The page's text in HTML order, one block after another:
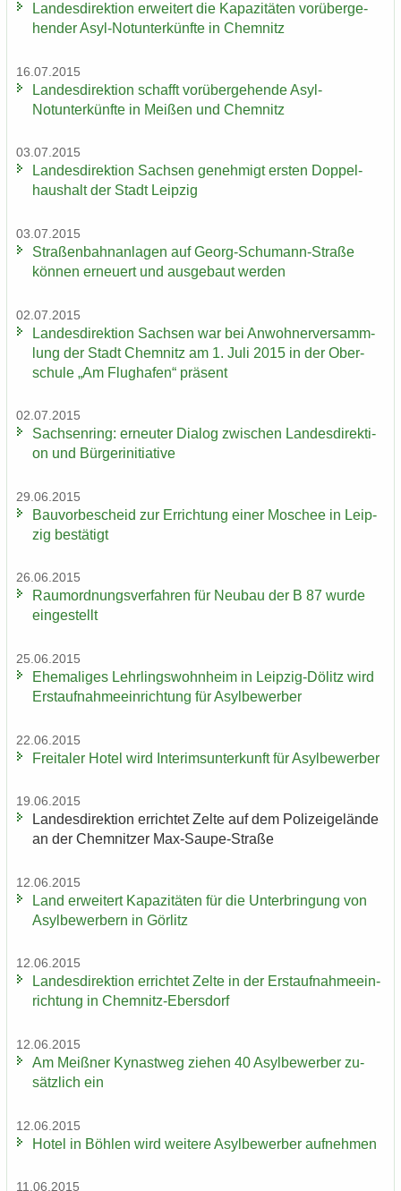
Lan­des­di­rek­ti­on er­wei­tert die Ka­pa­zi­tä­ten vor­über­ge­
hen­der Asyl-​Notunter­künfte in Chem­nitz
16.07.2015
Lan­des­di­rek­ti­on schafft vor­über­ge­hen­de Asyl-​
Notunter­künfte in Mei­ßen und Chem­nitz
03.07.2015
Lan­des­di­rek­ti­on Sach­sen ge­neh­migt ers­ten Dop­pel­
haus­halt der Stadt Leip­zig
03.07.2015
Stra­ßen­bahn­an­la­gen auf Georg-​Schumann-Straße
kön­nen er­neu­ert und aus­ge­baut wer­den
02.07.2015
Lan­des­di­rek­ti­on Sach­sen war bei An­woh­ner­ver­samm­
lung der Stadt Chem­nitz am 1. Juli 2015 in der Ober­
schu­le „Am Flug­ha­fen“ prä­sent
02.07.2015
Sach­sen­ring: er­neu­ter Dia­log zwi­schen Lan­des­di­rek­ti­
on und Bür­ger­initia­ti­ve
29.06.2015
Bau­vor­be­scheid zur Er­rich­tung einer Mo­schee in Leip­
zig be­stä­tigt
26.06.2015
Raum­ord­nungs­ver­fah­ren für Neu­bau der B 87 wurde
ein­ge­stellt
25.06.2015
Ehe­ma­li­ges Lehr­lings­wohn­heim in Leipzig-​Dölitz wird
Erst­auf­nah­me­ein­rich­tung für Asyl­be­wer­ber
22.06.2015
Frei­ta­ler Hotel wird In­te­rims­un­ter­kunft für Asyl­be­wer­ber
19.06.2015
Lan­des­di­rek­ti­on er­rich­tet Zelte auf dem Po­li­zei­ge­län­de
an der Chem­nit­zer Max-​Saupe-Straße
12.06.2015
Land er­wei­tert Ka­pa­zi­tä­ten für die Un­ter­brin­gung von
Asyl­be­wer­bern in Gör­litz
12.06.2015
Lan­des­di­rek­ti­on er­rich­tet Zelte in der Erst­auf­nah­me­ein­
rich­tung in Chemnitz-​Ebersdorf
12.06.2015
Am Meiß­ner Ky­nast­weg zie­hen 40 Asyl­be­wer­ber zu­
sätz­lich ein
12.06.2015
Hotel in Böh­len wird wei­te­re Asyl­be­wer­ber auf­neh­men
11.06.2015